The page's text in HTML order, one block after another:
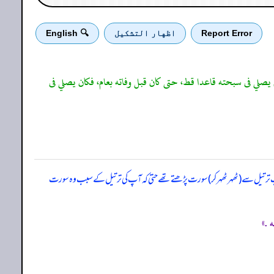
Report Error اظهار التشكيل 🔍 English
فى سبحته قاعدا قط، حتى كان قبل وفاته بعام، فكان يصلي فى
ترتیل سے (ٹھہر ٹھہر کر) سورت پڑھتے تھے حتیٰ کہ آپ کی ترتیل کے سبب وہ سورت